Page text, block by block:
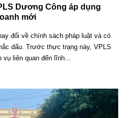
Dương Công áp dụng
mới
đổi về chính sách pháp luật và có
dấu. Trước thực trạng này, VPLS
vụ liên quan đến lĩnh...